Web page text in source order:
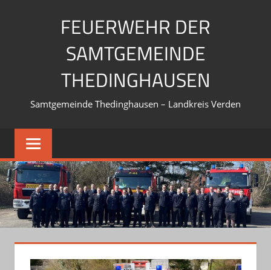
FEUERWEHR DER
SAMTGEMEINDE
THEDINGHAUSEN
Samtgemeinde Thedinghausen – Landkreis Verden